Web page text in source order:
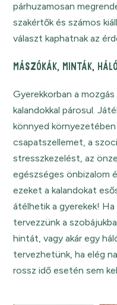
párhuzamosan
szakértők és számos
választ kaphatnak az
MÁSZÓKÁK, MINTÁK,
Gyerekkorban a
kalandokkal párosul.
könnyed
csapatszellemet, a
stresszkezelést, az
egészséges önbizalom
ezeket a kalandokat
átélhetik a gyerekek! Ha
tervezzünk a
hintát, vagy akár egy
tervezhetünk, ha elég
rossz idő esetén sem